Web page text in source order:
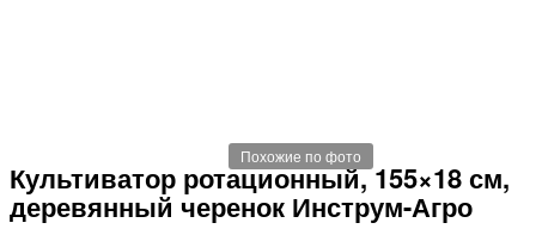
Похожие по фото
Культиватор ротационный, 155×18 см,
деревянный черенок Инструм-Агро